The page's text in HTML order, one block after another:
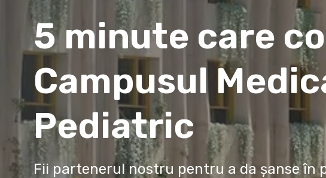
5 minute care
Campusul
Pediatric
Fii partenerul nostru pentru a da șanse în